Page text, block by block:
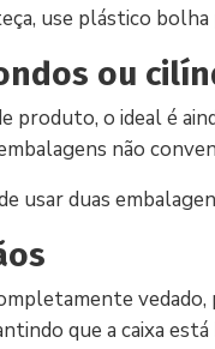
use plástico
ou
produto, o ideal é
não
usar duas
vedado,
que a caixa está